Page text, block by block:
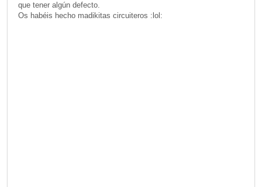
que tener algún defecto.
Os habéis hecho madikitas circuiteros :lol: